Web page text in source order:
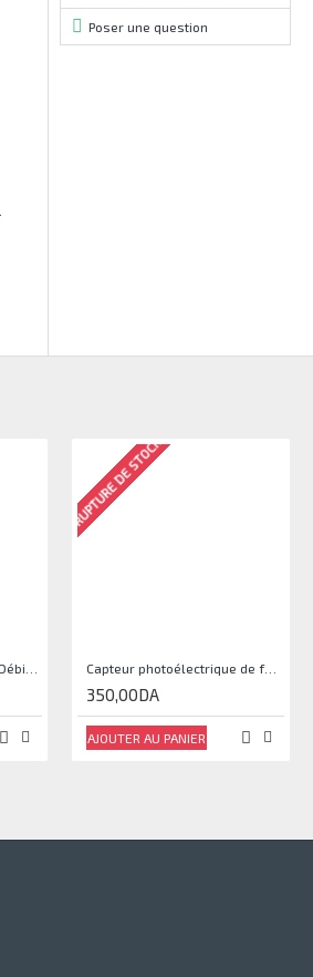
Poser une question
RUPTURE DE STOCK
Capteur photoélectrique de faisceau Module de capteur IR
350,00DA
AJOUTER AU PANIER